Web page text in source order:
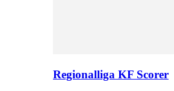
Regionalliga KF Scorer